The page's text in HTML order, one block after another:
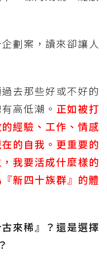
劃案，讀來卻讓人
去那些好或不好的
高低潮。 正如被打
經驗、工作、情感
的自我。更重要的
我要活成什麼樣的
新四十族群』的體
來稀』？還是選擇